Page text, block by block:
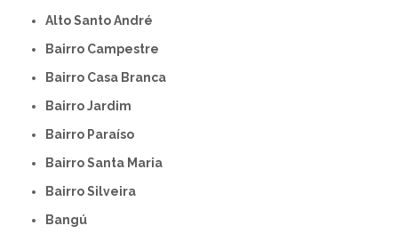
Alto Santo André
Bairro Campestre
Bairro Casa Branca
Bairro Jardim
Bairro Paraíso
Bairro Santa Maria
Bairro Silveira
Bangú